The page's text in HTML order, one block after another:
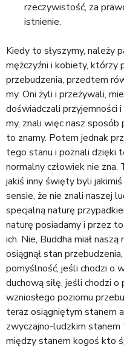
rzeczywistość, za
istnienie.
Kiedy to słyszymy, należy
mężczyźni i kobiety, którzy
przebudzenia, przedtem
my. Oni żyli i przeżywali,
doświadczali przyjemności
my, znali więc nasz sposób
to znamy. Potem jednak
tego stanu i poznali dzięki
normalny człowiek nie
jakiś inny święty byli
sensie, że nie znali naszej
specjalną naturę
naturę posiadamy i przez
ich. Nie, Buddha miał
osiągnął stan
pomyślność, jeśli chodzi o
duchową siłę, jeśli chodzi
wzniosłego poziomu
teraz osiągniętym stanem
zwyczajno-ludzkim stanem
między stanem kogoś kto